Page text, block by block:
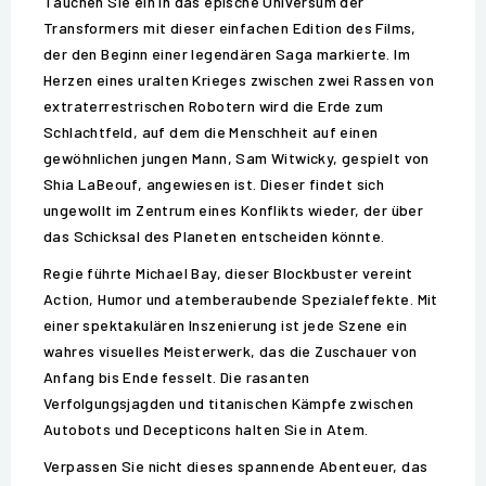
Transformers mit dieser einfachen Edition des Films,
der den Beginn einer legendären Saga markierte. Im
Herzen eines uralten Krieges zwischen zwei Rassen von
extraterrestrischen Robotern wird die Erde zum
Schlachtfeld, auf dem die Menschheit auf einen
gewöhnlichen jungen Mann, Sam Witwicky, gespielt von
Shia LaBeouf, angewiesen ist. Dieser findet sich
ungewollt im Zentrum eines Konflikts wieder, der über
das Schicksal des Planeten entscheiden könnte.
Regie führte Michael Bay, dieser Blockbuster vereint
Action, Humor und atemberaubende Spezialeffekte. Mit
einer spektakulären Inszenierung ist jede Szene ein
wahres visuelles Meisterwerk, das die Zuschauer von
Anfang bis Ende fesselt. Die rasanten
Verfolgungsjagden und titanischen Kämpfe zwischen
Autobots und Decepticons halten Sie in Atem.
Verpassen Sie nicht dieses spannende Abenteuer, das